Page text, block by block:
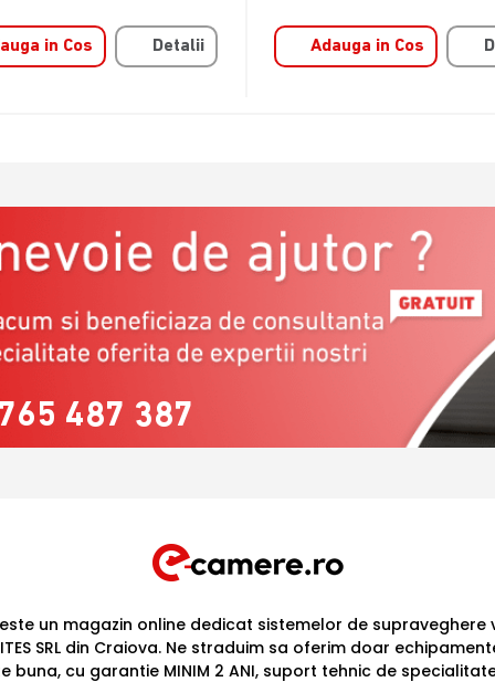
in Cos Detalii Adauga in Cos
487 387
un magazin online dedicat sistemelor de supraveghere
SRL din Craiova. Ne straduim sa oferim doar
cu garantie MINIM 2 ANI, suport tehnic de specialitate